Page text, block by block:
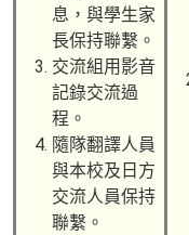
息，與學生家
長保持聯繫。
交流組用影音
記錄交流過
程。
隨隊翻譯人員
與本校及日方
交流人員保持
聯繫。